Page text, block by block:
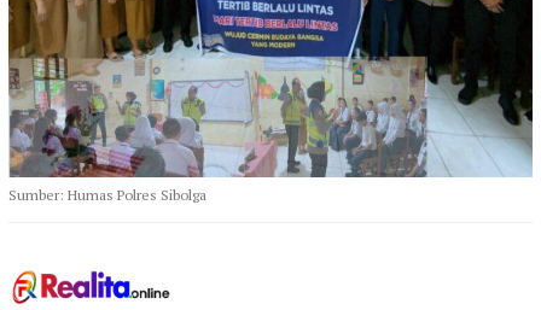
Sumber: Humas Polres Sibolga